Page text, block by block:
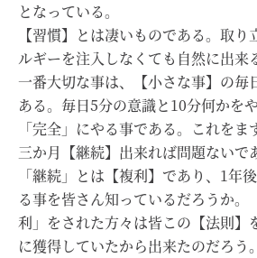
となっている。
【習慣】とは凄いものである。取
ルギーを注入しなくても自然に出来
一番大切な事は、【小さな事】の毎
ある。毎日5分の意識と10分何かを
「完全」にやる事である。これをま
三か月【継続】出来れば問題ないで
「継続」とは【複利】であり、1年
る事を皆さん知っているだろうか。
利」をされた方々は皆この【法則】
に獲得していたから出来たのだろう。